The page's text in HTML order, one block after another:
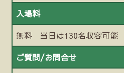
入場料
無料 当日は130名収容可能
ご質問/お問合せ